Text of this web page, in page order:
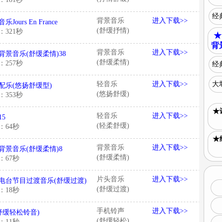
乐Jours En France
321秒
背景音乐
(舒缓抒情)
进入下载>>
景音乐(舒缓柔情)38
257秒
背景音乐
(舒缓柔情)
进入下载>>
乐(悠扬舒缓型)
353秒
轻音乐
(悠扬舒缓)
进入下载>>
64秒
轻音乐
(轻柔舒缓)
进入下载>>
景音乐(舒缓柔情)8
67秒
背景音乐
(舒缓柔情)
进入下载>>
台节目过渡音乐(舒缓过渡)
18秒
片头音乐
(舒缓过渡)
进入下载>>
缓轻松铃音)
手机铃声
进入下载>>
经
背
经
大
★
★